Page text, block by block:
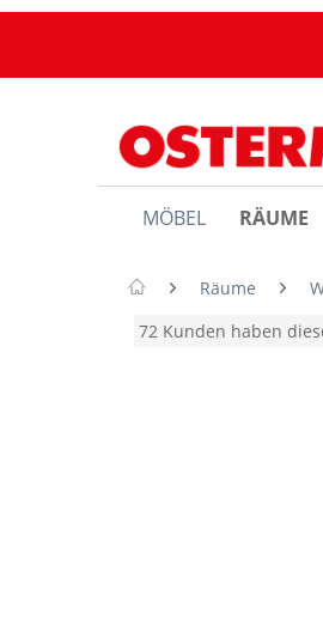
MÖBEL RÄUME
Räume
72 Kunden haben